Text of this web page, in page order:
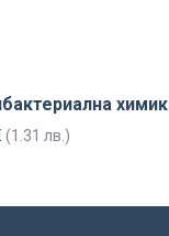
(1.31 лв.)